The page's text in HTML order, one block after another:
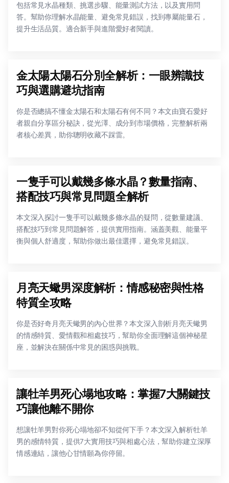
包括常見水晶種類、挑選步驟、能量測試方法，以及實用問
答。幫助你理解水晶能量、避免常見錯誤，找到專屬能量石，
提升生活品質。適合新手與進階愛好者閱讀。
金太陽太陽石分別全解析：一眼辨識技
巧與選購避坑指南
你是否總搞不懂金太陽石和太陽石有何不同？本文由寶石愛好
者親自分享區分秘訣，從光澤、成分到市場價格，完整解析兩
者核心差異，助你聰明收藏不踩雷。
一隻手可以戴幾多條水晶？數量指南、
搭配技巧與常見問題全解析
本文深入探討一隻手可以戴幾多條水晶的疑問，從數量建議、
搭配技巧到常見問題解答，提供實用指南。涵蓋美觀、能量平
衡與個人舒適度，幫助你做出最佳選擇，避免常見錯誤。
月亮天蠍男深度解析：情感秘密與性格
特質全攻略
你是否好奇月亮天蠍男的內心世界？本文深入剖析月亮天蠍男
的情感特質、愛情觀和相處技巧，幫助你全面理解這個神秘星
座，並解決在關係中常見的困惑與挑戰。
讓牡羊男死心塌地攻略：掌握7大關鍵技
巧讓他離不開你
想讓牡羊男對你死心塌地卻不知從何下手？本文深入解析牡羊
男的感情特質，提供7大實用技巧與相處心法，幫助你建立深厚
情感連結，讓他心甘情願為你停留。